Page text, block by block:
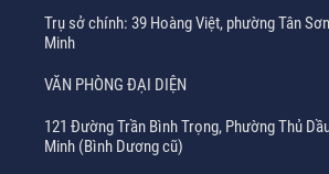
Trụ sở chính: 39 Hoàng Việt, phường Tân
Minh
VĂN PHÒNG ĐẠI DIỆN
121 Đường Trần Bình Trọng, Phường Thủ
Minh (Bình Dương cũ)